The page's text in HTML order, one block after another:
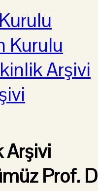
Kurulu
Arşivi
Arşivi
Prof.